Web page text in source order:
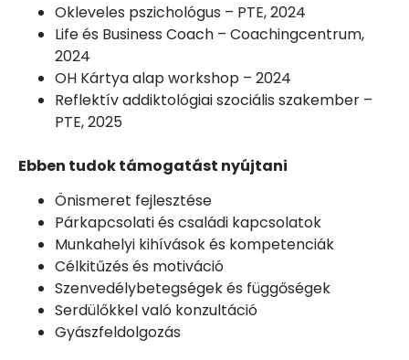
Okleveles pszichológus – PTE, 2024
Life és Business Coach – Coachingcentrum,
2024
OH Kártya alap workshop – 2024
Reflektív addiktológiai szociális szakember –
PTE, 2025
Ebben tudok támogatást nyújtani
Önismeret fejlesztése
Párkapcsolati és családi kapcsolatok
Munkahelyi kihívások és kompetenciák
Célkitűzés és motiváció
Szenvedélybetegségek és függőségek
Serdülőkkel való konzultáció
Gyászfeldolgozás